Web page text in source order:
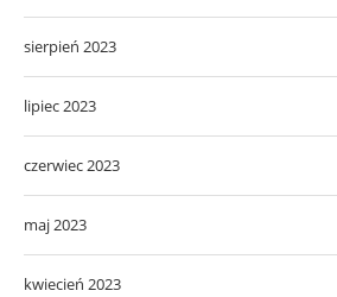
sierpień 2023
lipiec 2023
czerwiec 2023
maj 2023
kwiecień 2023